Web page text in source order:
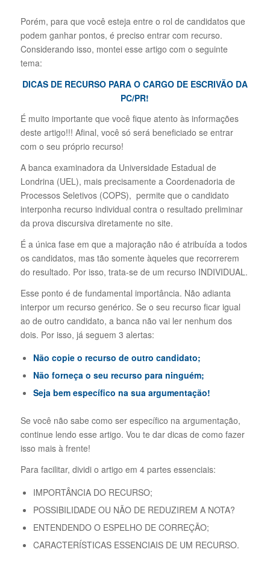
Porém, para que você esteja entre o rol de candidatos que
podem ganhar pontos, é preciso entrar com recurso.
Considerando isso, montei esse artigo com o seguinte
tema:
DICAS DE RECURSO PARA O CARGO DE ESCRIVÃO DA
PC/PR!
É muito importante que você fique atento às informações
deste artigo!!! Afinal, você só será beneficiado se entrar
com o seu próprio recurso!
A banca examinadora da Universidade Estadual de
Londrina (UEL), mais precisamente a Coordenadoria de
Processos Seletivos (COPS), permite que o candidato
interponha recurso individual contra o resultado preliminar
da prova discursiva diretamente no site.
É a única fase em que a majoração não é atribuída a todos
os candidatos, mas tão somente àqueles que recorrerem
do resultado. Por isso, trata-se de um recurso INDIVIDUAL.
Esse ponto é de fundamental importância. Não adianta
interpor um recurso genérico. Se o seu recurso ficar igual
ao de outro candidato, a banca não vai ler nenhum dos
dois. Por isso, já seguem 3 alertas:
Não copie o recurso de outro candidato;
Não forneça o seu recurso para ninguém;
Seja bem específico na sua argumentação!
Se você não sabe como ser específico na argumentação,
continue lendo esse artigo. Vou te dar dicas de como fazer
isso mais à frente!
Para facilitar, dividi o artigo em 4 partes essenciais:
IMPORTÂNCIA DO RECURSO;
POSSIBILIDADE OU NÃO DE REDUZIREM A NOTA?
ENTENDENDO O ESPELHO DE CORREÇÃO;
CARACTERÍSTICAS ESSENCIAIS DE UM RECURSO.